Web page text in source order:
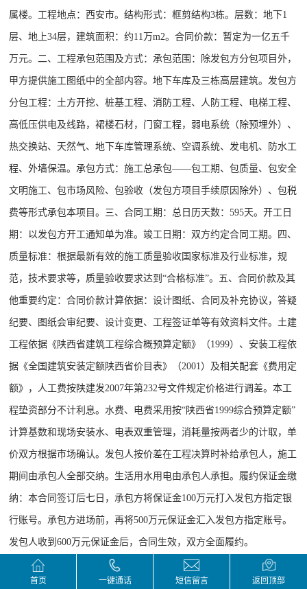
属楼。工程地点：西安市。结构形式：框剪结构3栋。层数：地下1
层、地上34层，建筑面积：约11万m2。合同价款：暂定为一亿五千
万元。二、工程承包范围及方式：承包范围：除发包方分包项目外，
甲方提供施工图纸中的全部内容。地下车库及三栋高层建筑。发包方
分包工程：土方开挖、桩基工程、消防工程、人防工程、电梯工程、
高低压供电及线路，裙楼石材，门窗工程，弱电系统（除预埋外）、
热交换站、天然气、地下车库管理系统、空调系统、发电机、防水工
程、外墙保温。承包方式：施工总承包——包工期、包质量、包安全
文明施工、包市场风险、包验收（发包方项目手续原因除外）、包税
费等形式承包本项目。三、合同工期：总日历天数：595天。开工日
期：以发包方开工通知单为准。竣工日期：双方约定合同工期。四、
质量标准：根据最新有效的施工质量验收国家标准及行业标准，规
范，技术要求等，质量验收要求达到“合格标准”。五、合同价款及其
他重要约定：合同价款计算依据：设计图纸、合同及补充协议，答疑
纪要、图纸会审纪要、设计变更、工程签证单等有效资料文件。土建
工程依据《陕西省建筑工程综合概预算定额》（1999）、安装工程依
据《全国建筑安装定额陕西省价目表》（2001）及相关配套《费用定
额》，人工费按陕建发2007年第232号文件规定价格进行调差。本工
程垫资部分不计利息。水费、电费采用按“陕西省1999综合预算定额”
计算基数和现场安装水、电表双重管理，消耗量按两者少的计取，单
价双方根据市场确认。发包人按价差在工程决算时补给承包人，施工
期间由承包人全部交纳。生活用水用电由承包人承担。履约保证金缴
纳：本合同签订后七日，承包方将保证金100万元打入发包方指定银
行账号。承包方进场前，再将500万元保证金汇入发包方指定账号。
发包人收到600万元保证金后，合同生效，双方全面履约。
本工程按月形象进度支付工程款：第一次付款时间为车库主体
（根据甲方总进度安排完成的部分）和各单栋主体结构施工至八层顶
首页 一键通话 短信留言 返回顶部